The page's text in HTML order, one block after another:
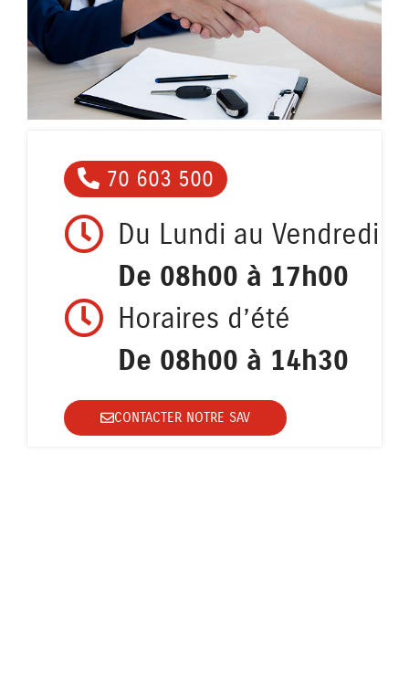
70 603 500
Du Lundi au Vendredi
De 08h00 à 17h00
Horaires d’été
De 08h00 à 14h30
CONTACTER NOTRE SAV